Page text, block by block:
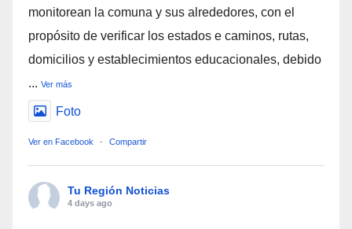
monitorean la comuna y sus alrededores, con el
propósito de verificar los estados e caminos, rutas,
domicilios y establecimientos educacionales, debido
... Ver más
Foto
Ver en Facebook · Compartir
Tu Región Noticias
4 days ago